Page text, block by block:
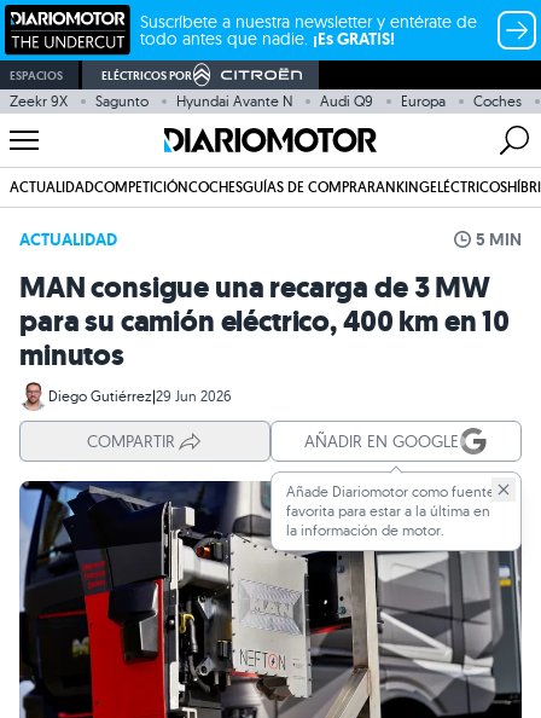
Suscríbete a nuestra newsletter y entérate de
todo antes que nadie. ¡Es GRATIS!
ESPACIOS ELÉCTRICOS POR
Zeekr 9X Sagunto Hyundai Avante N Audi Q9 Europa Coches
ACTUALIDADCOMPETICIÓNCOCHESGUÍAS DE COMPRARANKINGELÉCTRICOS
ACTUALIDAD 5 MIN
MAN consigue una recarga de 3 MW
para su camión eléctrico, 400 km en 10
minutos
Diego Gutiérrez|29 Jun 2026
COMPARTIR AÑADIR EN GOOGLE
Añade Diariomotor como fuente
favorita para estar a la última en
la información de motor.